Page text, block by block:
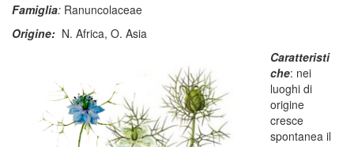
Famiglia: Ranuncolaceae
Origine: N. Africa, O. Asia
Caratteristi
che: nei
luoghi di
origine
cresce
spontanea il